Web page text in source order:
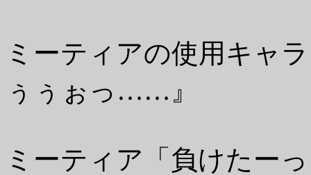
ミーティアの使用キ
ぅぅぉっ……』
ミーティア「負けたー